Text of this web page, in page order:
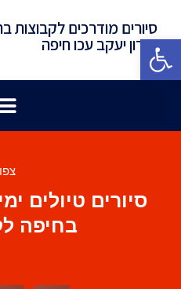
פתח סרגל נגישות
סיורים מודרכים לקבוצות
זכרון יעקב עכו חיפה
סיורים טיולים
בחיפה